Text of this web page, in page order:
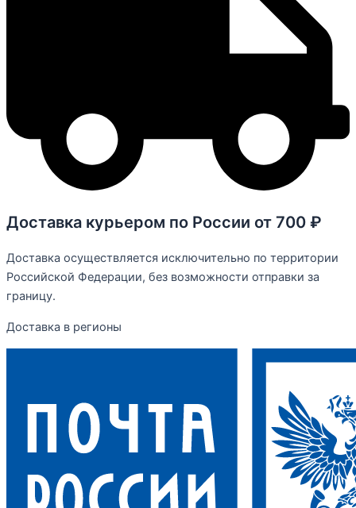
Доставка курьером по России от 700 ₽
Доставка осуществляется исключительно по территории
Российской Федерации, без возможности отправки за
границу.
Доставка в регионы